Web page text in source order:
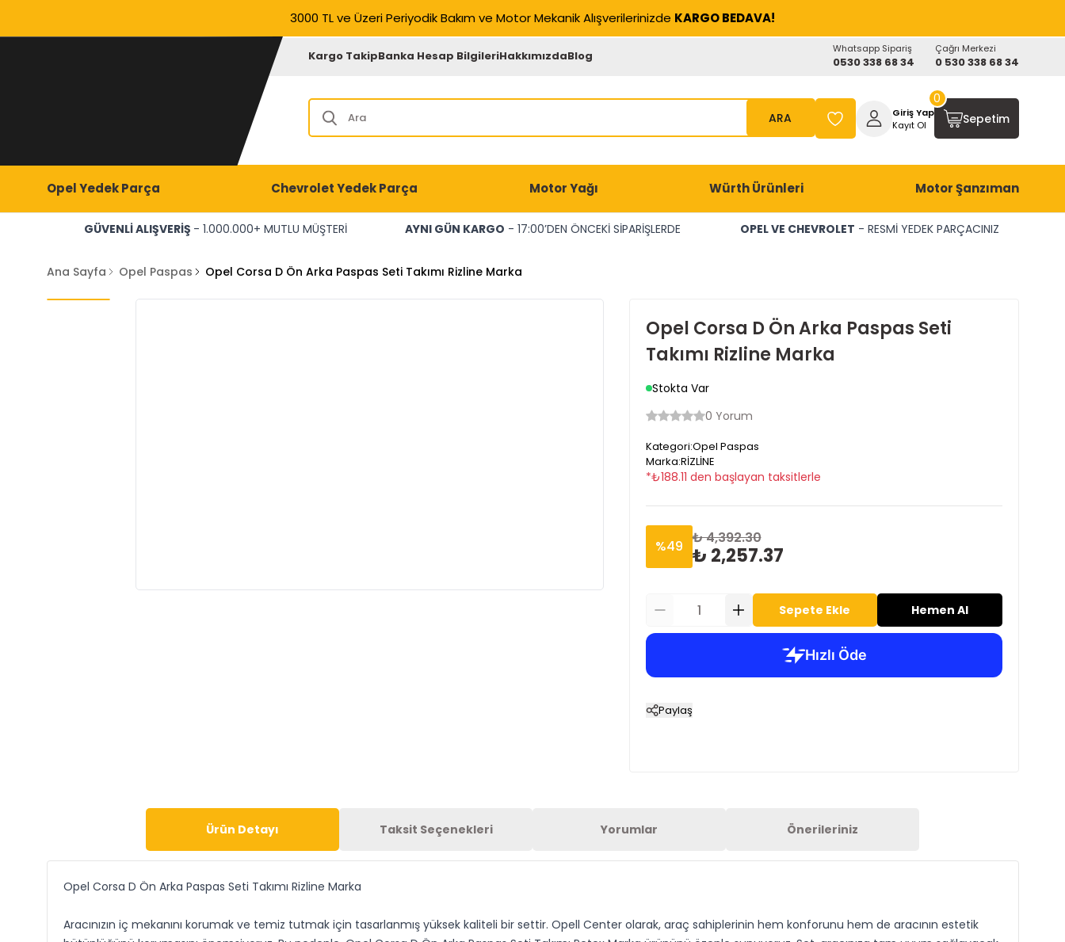
3000 TL ve Üzeri Periyodik Bakım ve Motor Mekanik Alışverilerinizde KARGO BEDAVA!
Kargo TakipBanka Hesap BilgileriHakkımızdaBlog Whatsapp Sipariş
0530 338 68 34
Çağrı Merkezi
0 530 338 68 34
ARA
Giriş Yap
Kayıt Ol
Sepetim
0
Opel Yedek Parça Chevrolet Yedek Parça Motor Yağı Würth Ürünleri Motor Şanzıman
GÜVENLİ ALIŞVERİŞ - 1.000.000+ MUTLU MÜŞTERİ AYNI GÜN KARGO - 17:00’DEN ÖNCEKİ SİPARİŞLERDE OPEL VE CHEVROLET - RESMİ YEDEK PARÇACINIZ
Ana Sayfa Opel Paspas Opel Corsa D Ön Arka Paspas Seti Takımı Rizline Marka
Opel Corsa D Ön Arka Paspas Seti
Takımı Rizline Marka
Stokta Var
0 Yorum
Kategori:Opel Paspas
Marka:RİZLİNE
*₺188.11 den başlayan taksitlerle
%49 ₺ 4,392.30
₺ 2,257.37
Sepete Ekle Hemen Al
Paylaş
Ürün Detayı Taksit Seçenekleri Yorumlar Önerileriniz
Opel Corsa D Ön Arka Paspas Seti Takımı Rizline Marka
Aracınızın iç mekanını korumak ve temiz tutmak için tasarlanmış yüksek kaliteli bir settir. Opell Center olarak, araç sahiplerinin hem konforunu hem de aracının estetik